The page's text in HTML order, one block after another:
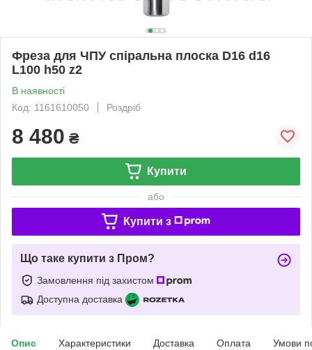
Фреза для ЧПУ спіральна плоска D16 d16
L100 h50 z2
В наявності
Код: 1161610050
Роздріб
8 480 ₴
Купити
або
Купити з
Що таке купити з Пром?
Замовлення під захистом
Доступна доставка
Опис Характеристики Доставка Оплата Умови